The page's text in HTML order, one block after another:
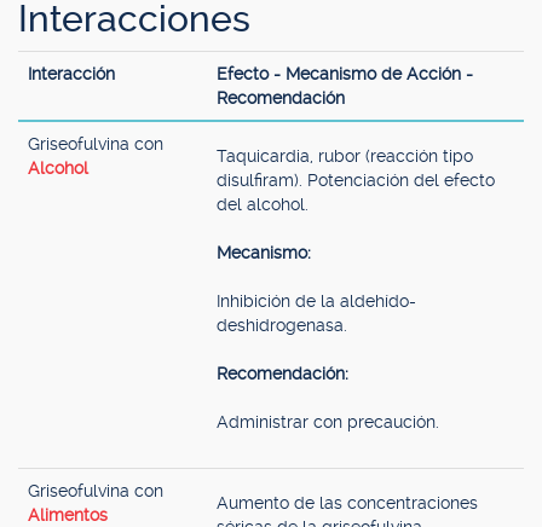
Interacciones
Interacción
Efecto - Mecanismo de Acción -
Recomendación
Griseofulvina con
Alcohol
Taquicardia, rubor (reacción tipo
disulfiram). Potenciación del efecto
del alcohol.
Mecanismo:
Inhibición de la aldehído-
deshidrogenasa.
Recomendación:
Administrar con precaución.
Griseofulvina con
Alimentos
Aumento de las concentraciones